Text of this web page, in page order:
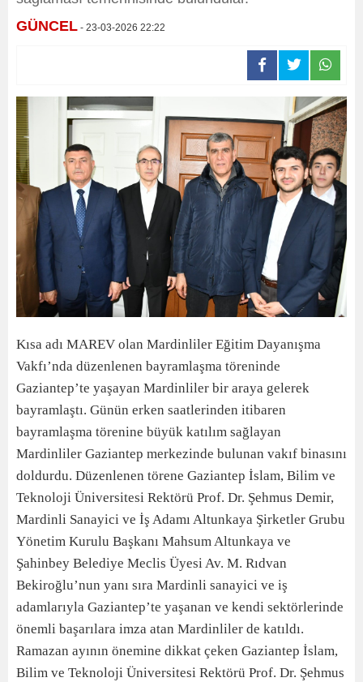
GÜNCEL - 23-03-2026 22:22
Kısa adı MAREV olan Mardinliler Eğitim Dayanışma
Vakfı’nda düzenlenen bayramlaşma töreninde
Gaziantep’te yaşayan Mardinliler bir araya gelerek
bayramlaştı. Günün erken saatlerinden itibaren
bayramlaşma törenine büyük katılım sağlayan
Mardinliler Gaziantep merkezinde bulunan vakıf binasını
doldurdu. Düzenlenen törene Gaziantep İslam, Bilim ve
Teknoloji Üniversitesi Rektörü Prof. Dr. Şehmus Demir,
Mardinli Sanayici ve İş Adamı Altunkaya Şirketler Grubu
Yönetim Kurulu Başkanı Mahsum Altunkaya ve
Şahinbey Belediye Meclis Üyesi Av. M. Rıdvan
Bekiroğlu’nun yanı sıra Mardinli sanayici ve iş
adamlarıyla Gaziantep’te yaşanan ve kendi sektörlerinde
önemli başarılara imza atan Mardinliler de katıldı.
Ramazan ayının önemine dikkat çeken Gaziantep İslam,
Bilim ve Teknoloji Üniversitesi Rektörü Prof. Dr. Şehmus